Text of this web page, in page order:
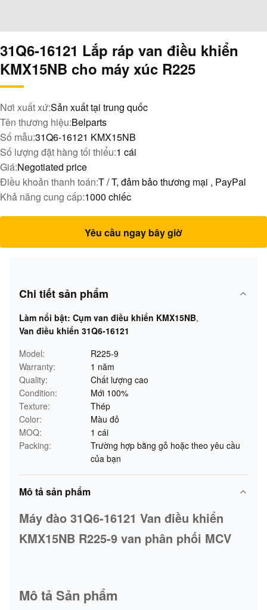
31Q6-16121 Lắp ráp van điều khiển
KMX15NB cho máy xúc R225
Nơi xuất xứ:Sản xuất tại trung quốc
Tên thương hiệu:Belparts
Số mẫu:31Q6-16121 KMX15NB
Số lượng đặt hàng tối thiểu:1 cái
Giá:Negotiated price
Điều khoản thanh toán:T / T, đảm bảo thương mại , PayPal
Khả năng cung cấp:1000 chiếc
Yêu cầu ngay bây giờ
Chi tiết sản phẩm
Làm nổi bật: Cụm van điều khiển KMX15NB,
Van điều khiển 31Q6-16121
Model:
R225-9
Warranty:
1 năm
Quality:
Chất lượng cao
Condition:
Mới 100%
Texture:
Thép
Color:
Màu đỏ
MOQ:
1 cái
Packing:
Trường hợp bằng gỗ hoặc theo yêu cầu
của bạn
Mô tả sản phẩm
Máy đào 31Q6-16121 Van điều khiển
KMX15NB R225-9 van phân phối MCV
Mô tả Sản phẩm